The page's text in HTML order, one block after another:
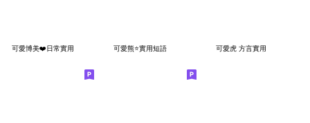
可愛博美❤️日常實用 可愛熊⭐實用短語 可愛虎 方言實用